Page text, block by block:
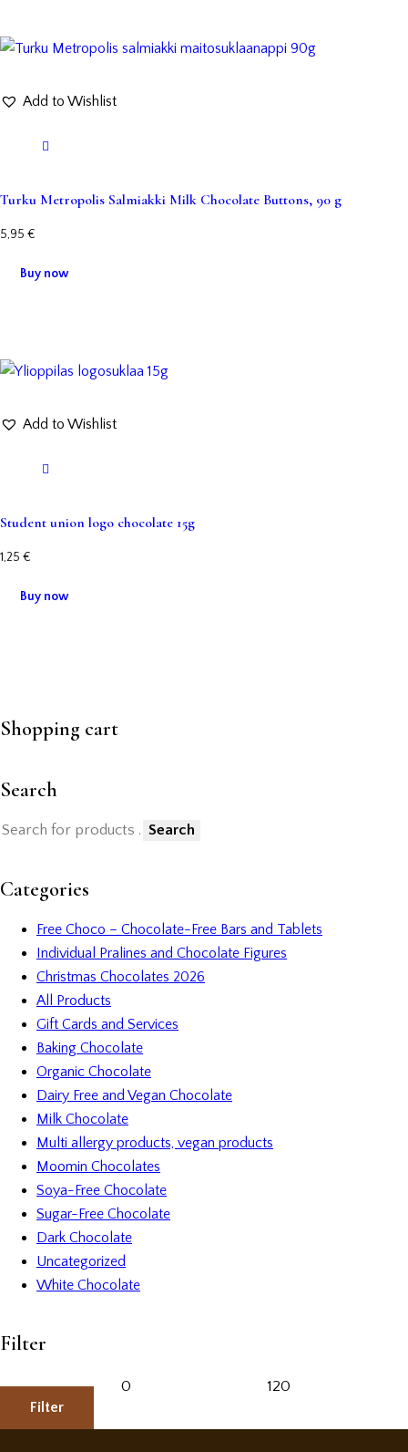
Add to Wishlist
Turku Metropolis Salmiakki Milk Chocolate Buttons, 90 g
5,95 €
Buy now
Add to Wishlist
Student union logo chocolate 15g
1,25 €
Buy now
Shopping cart
Search
Search
Categories
Free Choco – Chocolate-Free Bars and Tablets
Individual Pralines and Chocolate Figures
Christmas Chocolates 2026
All Products
Gift Cards and Services
Baking Chocolate
Organic Chocolate
Dairy Free and Vegan Chocolate
Milk Chocolate
Multi allergy products, vegan products
Moomin Chocolates
Soya-Free Chocolate
Sugar-Free Chocolate
Dark Chocolate
Uncategorized
White Chocolate
Filter
Filter